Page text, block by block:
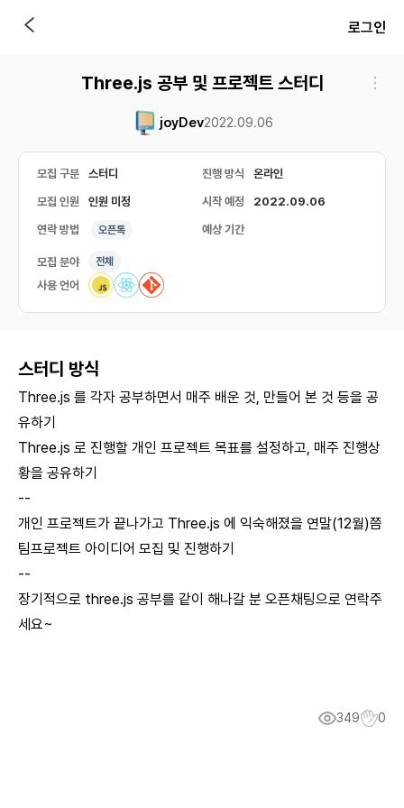
로그인
Three.js 공부 및 프로젝트 스터디
joyDev2022.09.06
모집 구분 스터디 진행 방식 온라인
모집 인원 인원 미정 시작 예정 2022.09.06
연락 방법 오픈톡 예상 기간
모집 분야 전체
사용 언어
스터디 방식
Three.js 를 각자 공부하면서 매주 배운 것, 만들어 본 것 등을 공
유하기
Three.js 로 진행할 개인 프로젝트 목표를 설정하고, 매주 진행상
황을 공유하기
--
개인 프로젝트가 끝나가고 Three.js 에 익숙해졌을 연말(12월)쯤
팀프로젝트 아이디어 모집 및 진행하기
--
장기적으로 three.js 공부를 같이 해나갈 분 오픈채팅으로 연락주
세요~
349 0